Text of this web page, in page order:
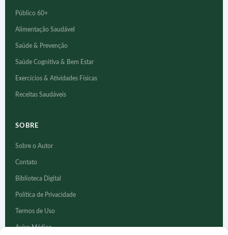
Público 60+
Alimentação Saudável
Saúde & Prevenção
Saúde Cognitiva & Bem Estar
Exercícios & Atividades Físicas
Receitas Saudáveis
SOBRE
Sobre o Autor
Contato
Biblioteca Digital
Política de Privacidade
Termos de Uso
Aviso Médico